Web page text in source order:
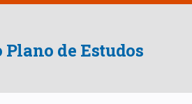
Plano de Estudos